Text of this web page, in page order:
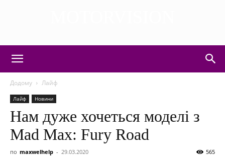
Додому Лайф
Лайф Новини
Нам дуже хочеться моделі з
Mad Max: Fury Road
по maxwelhelp - 29.03.2020 565